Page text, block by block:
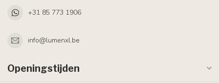
+31 85 773 1906
info@lumenxl.be
Openingstijden